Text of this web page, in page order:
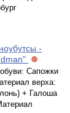
-
Сапожки
верха:
+ Галоша